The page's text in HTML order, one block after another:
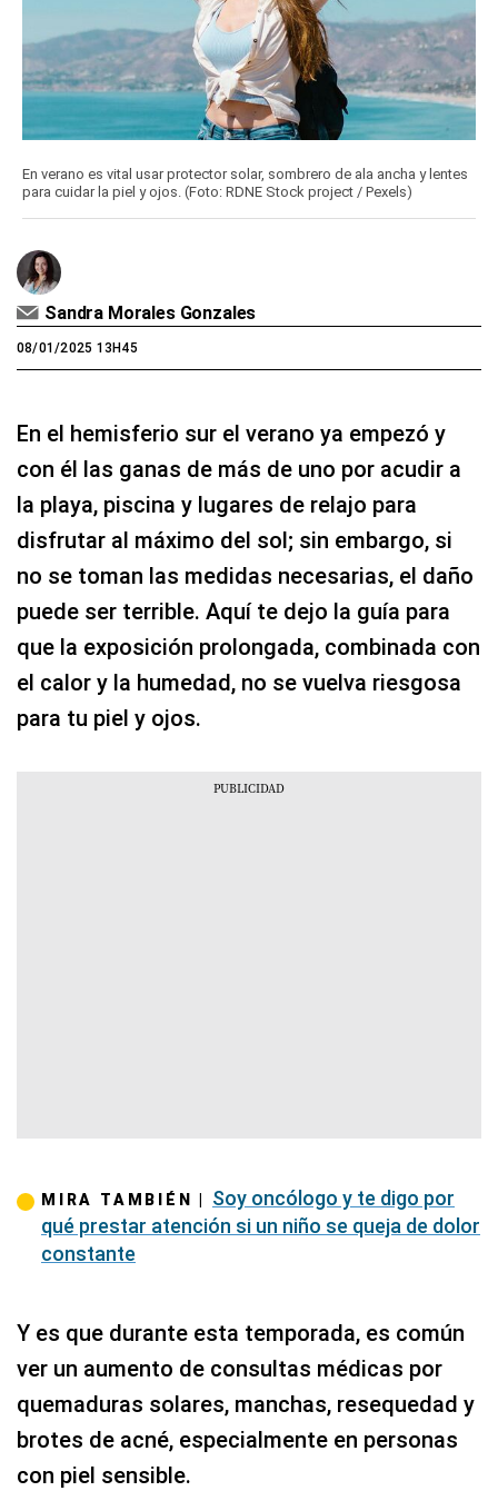
En verano es vital usar protector solar, sombrero de ala ancha y lentes
para cuidar la piel y ojos. (Foto: RDNE Stock project / Pexels)
Sandra Morales Gonzales
08/01/2025 13H45
En el hemisferio sur el verano ya empezó y
con él las ganas de más de uno por acudir a
la playa, piscina y lugares de relajo para
disfrutar al máximo del sol; sin embargo, si
no se toman las medidas necesarias, el daño
puede ser terrible. Aquí te dejo la guía para
que la exposición prolongada, combinada con
el calor y la humedad, no se vuelva riesgosa
para tu piel y ojos.
MIRA TAMBIÉN | Soy oncólogo y te digo por
qué prestar atención si un niño se queja de dolor
constante
Y es que durante esta temporada, es común
ver un aumento de consultas médicas por
quemaduras solares, manchas, resequedad y
brotes de acné, especialmente en personas
con piel sensible.